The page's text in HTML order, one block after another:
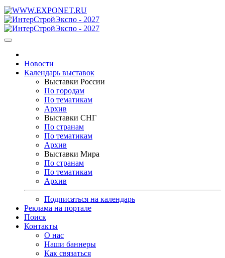
Новости
Календарь выставок
Выставки России
По городам
По тематикам
Архив
Выставки СНГ
По странам
По тематикам
Архив
Выставки Мира
По странам
По тематикам
Архив
Подписаться на календарь
Реклама на портале
Поиск
Контакты
О нас
Наши баннеры
Как связаться